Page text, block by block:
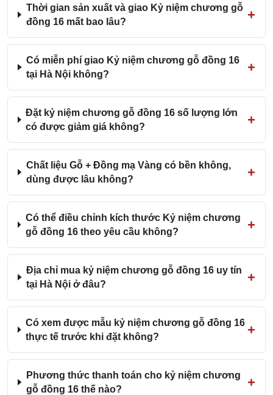
Thời gian sản xuất và giao Kỷ niệm chương gỗ
đồng 16 mất bao lâu?
Có miễn phí giao Kỷ niệm chương gỗ đồng 16
tại Hà Nội không?
Đặt kỷ niệm chương gỗ đồng 16 số lượng lớn
có được giảm giá không?
Chất liệu Gỗ + Đồng mạ Vàng có bền không,
dùng được lâu không?
Có thể điều chỉnh kích thước Kỷ niệm chương
gỗ đồng 16 theo yêu cầu không?
Địa chỉ mua kỷ niệm chương gỗ đồng 16 uy tín
tại Hà Nội ở đâu?
Có xem được mẫu kỷ niệm chương gỗ đồng 16
thực tế trước khi đặt không?
Phương thức thanh toán cho kỷ niệm chương
gỗ đồng 16 thế nào?